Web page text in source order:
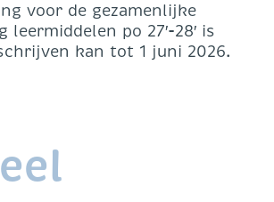
voor de gezamenlijke
leermiddelen po 27′-28′ is
kan tot 1 juni 2026.